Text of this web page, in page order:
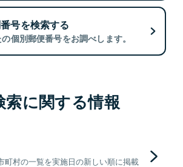
号を検索する
個別郵便番号をお調べします。
索に関する情報
町村の一覧を実施日の新しい順に掲載